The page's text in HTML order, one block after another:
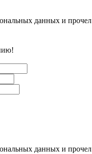
данных и прочел
данных и прочел